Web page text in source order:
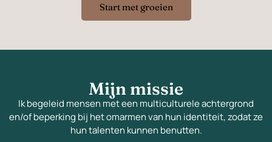
Start met groeien
Mijn missie
Ik begeleid mensen met een multiculturele achtergrond
en/of beperking bij het omarmen van hun identiteit, zodat ze
hun talenten kunnen benutten.